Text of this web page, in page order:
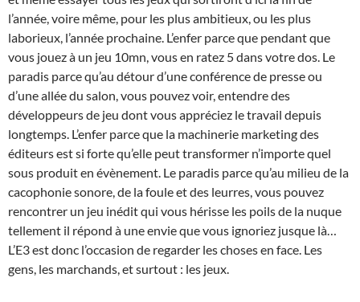
l’année, voire même, pour les plus ambitieux, ou les plus
laborieux, l’année prochaine. L’enfer parce que pendant que
vous jouez à un jeu 10mn, vous en ratez 5 dans votre dos. Le
paradis parce qu’au détour d’une conférence de presse ou
d’une allée du salon, vous pouvez voir, entendre des
développeurs de jeu dont vous appréciez le travail depuis
longtemps. L’enfer parce que la machinerie marketing des
éditeurs est si forte qu’elle peut transformer n’importe quel
sous produit en évènement. Le paradis parce qu’au milieu de la
cacophonie sonore, de la foule et des leurres, vous pouvez
rencontrer un jeu inédit qui vous hérisse les poils de la nuque
tellement il répond à une envie que vous ignoriez jusque là…
L’E3 est donc l’occasion de regarder les choses en face. Les
gens, les marchands, et surtout : les jeux.